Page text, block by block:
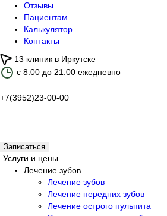
Отзывы
Пациентам
Калькулятор
Контакты
13 клиник в Иркутске
с 8:00 до 21:00 ежедневно
+7(3952)23-00-00
Записаться
Услуги и цены
Лечение зубов
Лечение зубов
Лечение передних зубов
Лечение острого пульпита